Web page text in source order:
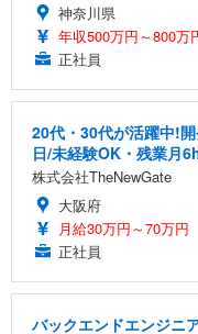
神奈川県
年収500万円～800万
正社員
20代・30代が活躍中!
日/未経験OK・残業月
株式会社TheNewGate
大阪府
月給30万円～70万円
正社員
バックエンドエンジニ